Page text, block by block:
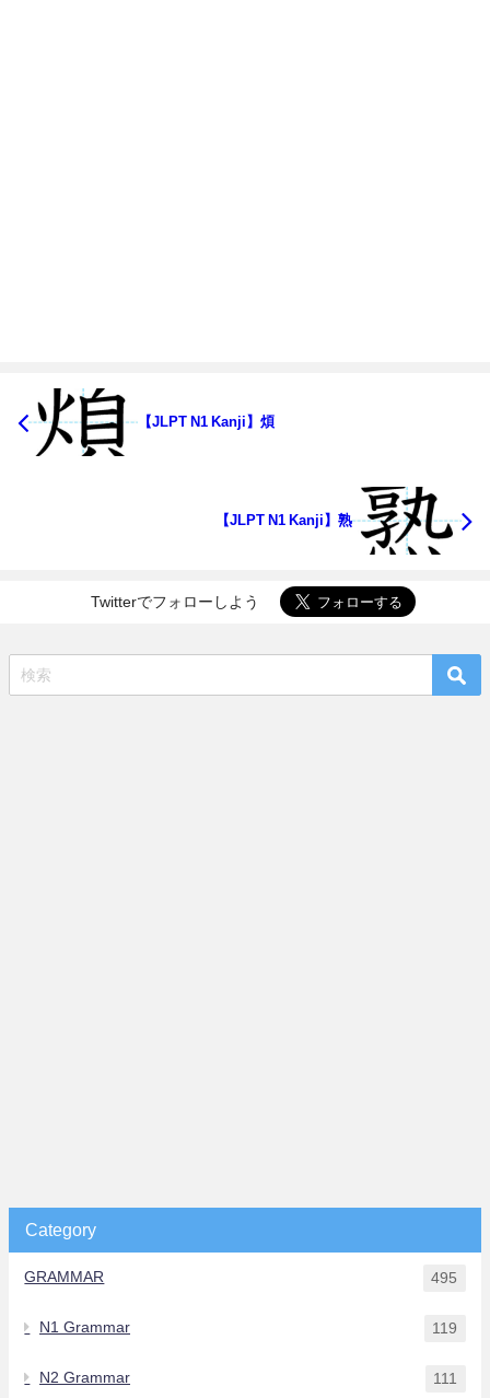
【JLPT N1 Kanji】煩
【JLPT N1 Kanji】熟
Twitterでフォローしよう
Category
GRAMMAR 495
N1 Grammar 119
N2 Grammar 111